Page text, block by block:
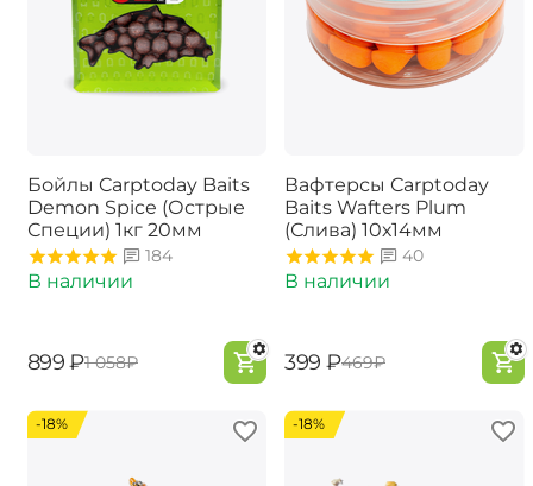
Бойлы Carptoday Baits
Demon Spice (Острые
Специи) 1кг 20мм
184
В наличии
‍899‍ ₽‍1 058‍₽
Вафтерсы Carptoday
Baits Wafters Plum
(Слива) 10х14мм
40
В наличии
‍399‍ ₽‍469‍₽
-18% -18%